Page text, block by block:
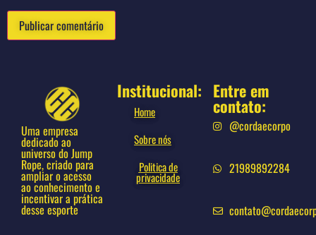
Uma empresa
dedicado ao
universo do Jump
Rope, criado para
ampliar o acesso
ao conhecimento e
incentivar a prática
desse esporte
Institucional:
Home
Sobre nós
Politica de
privacidade
Entre em
contato:
@cordaecorpo
21989892284